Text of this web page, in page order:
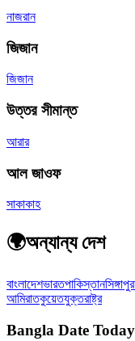
নাজরান
জিজান
জিজান
উত্তর সীমান্ত
আরার
আল জাওফ
সাকাকাহ
🌍অন্যান্য দেশ
বাংলাদেশভারতপাকিস্তানসিঙ্গাপুর
আমিরাতকুয়েতযুক্তরাষ্ট্র
Bangla Date Today